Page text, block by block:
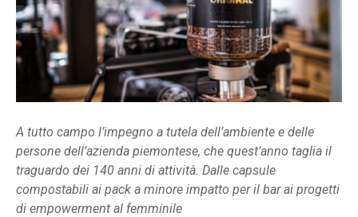
A tutto campo l’impegno a tutela dell’ambiente e delle
persone dell’azienda piemontese, che quest’anno taglia il
traguardo dei 140 anni di attività. Dalle capsule
compostabili ai pack a minore impatto per il bar ai progetti
di empowerment al femminile